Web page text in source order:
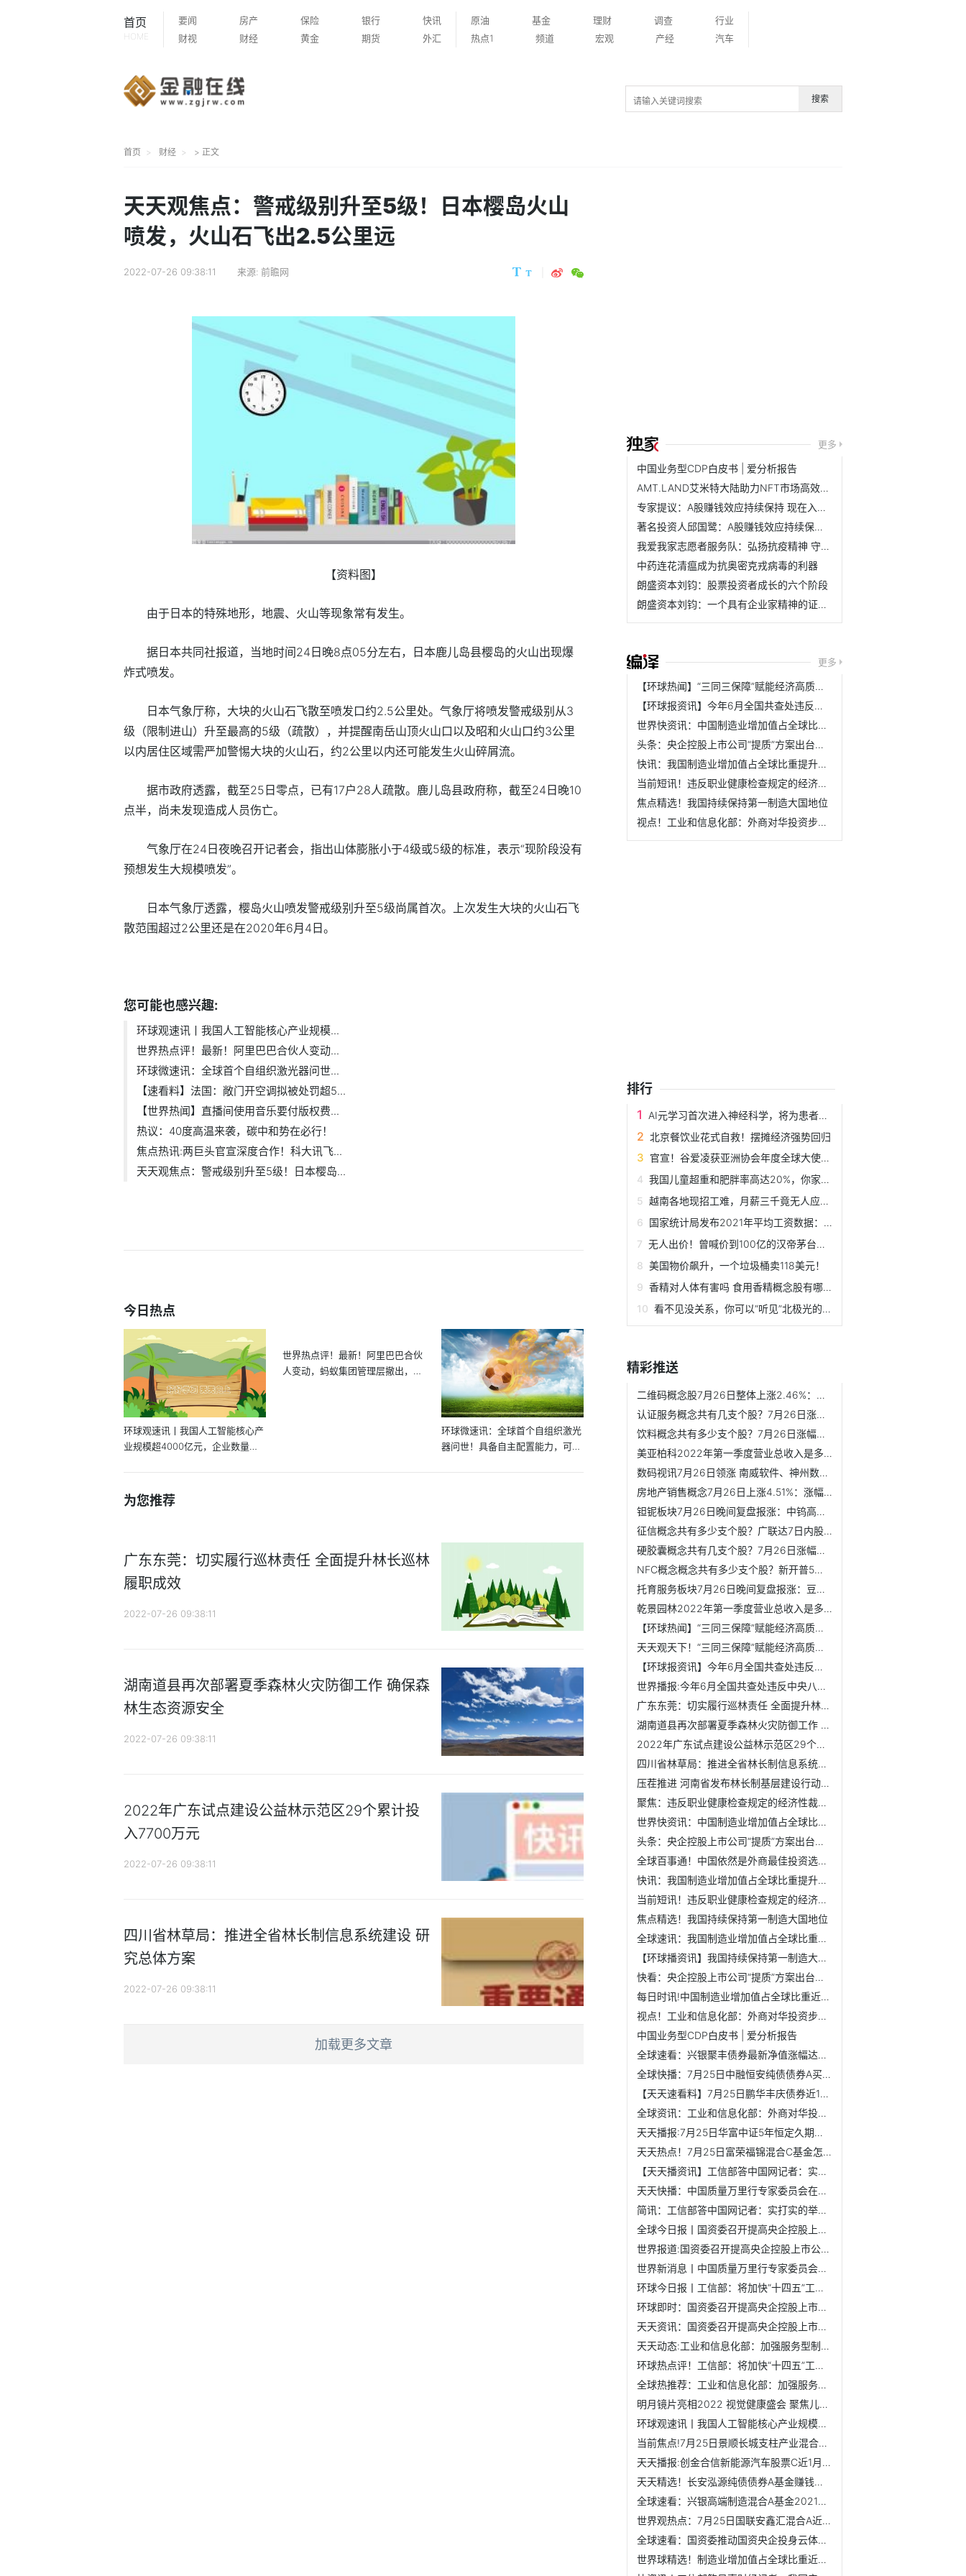
首页
HOME
要闻 房产 保险 银行
快讯
财视
财经 黄金 期货 外汇
原油 基金 理财 调查
行业
热点1
频道 宏观 产经 汽车
搜索
首页 财经 > 正文
天天观焦点：警戒级别升至5级！日本樱岛火山
喷发，火山石飞出2.5公里远
2022-07-26 09:38:11 来源: 前瞻网
【资料图】
由于日本的特殊地形，地震、火山等现象常有发生。
据日本共同社报道，当地时间24日晚8点05分左右，日本鹿儿岛县樱岛的火山出现爆
炸式喷发。
日本气象厅称，大块的火山石飞散至喷发口约2.5公里处。气象厅将喷发警戒级别从3
级（限制进山）升至最高的5级（疏散），并提醒南岳山顶火山口以及昭和火山口约3公里
以内居住区域需严加警惕大块的火山石，约2公里以内还可能发生火山碎屑流。
据市政府透露，截至25日零点，已有17户28人疏散。鹿儿岛县政府称，截至24日晚10
点半，尚未发现造成人员伤亡。
气象厅在24日夜晚召开记者会，指出山体膨胀小于4级或5级的标准，表示“现阶段没有
预想发生大规模喷发”。
日本气象厅透露，樱岛火山喷发警戒级别升至5级尚属首次。上次发生大块的火山石飞
散范围超过2公里还是在2020年6月4日。
您可能也感兴趣:
环球观速讯丨我国人工智能核心产业规模...
世界热点评！最新！阿里巴巴合伙人变动...
环球微速讯：全球首个自组织激光器问世...
【速看料】法国：敞门开空调拟被处罚超5...
【世界热闻】直播间使用音乐要付版权费...
热议：40度高温来袭，碳中和势在必行！
焦点热讯:两巨头官宣深度合作！科大讯飞...
天天观焦点：警戒级别升至5级！日本樱岛...
今日热点
环球观速讯丨我国人工智能核心产
业规模超4000亿元，企业数量超3
世界热点评！最新！阿里巴巴合伙
人变动，蚂蚁集团管理层撤出，旨
环球微速讯：全球首个自组织激光
器问世！具备自主配置能力，可用
为您推荐
广东东莞：切实履行巡林责任 全面提升林长巡林
履职成效
2022-07-26 09:38:11
湖南道县再次部署夏季森林火灾防御工作 确保森
林生态资源安全
2022-07-26 09:38:11
2022年广东试点建设公益林示范区29个累计投
入7700万元
2022-07-26 09:38:11
四川省林草局：推进全省林长制信息系统建设 研
究总体方案
2022-07-26 09:38:11
加载更多文章
更多
中国业务型CDP白皮书 | 爱分析报告
AMT.LAND艾米特大陆助力NFT市场高效发展 开店模式再创数字藏...
专家提议：A股赚钱效应持续保持 现在入场正当时
著名投资人邱国鹭：A股赚钱效应持续保持 现在入场正当时
我爱我家志愿者服务队：弘扬抗疫精神 守护社区平安
中药连花清瘟成为抗奥密克戎病毒的利器
朗盛资本刘钧：股票投资者成长的六个阶段
朗盛资本刘钧：一个具有企业家精神的证券分析师
更多
【环球热闻】“三同三保障”赋能经济高质量发展
【环球报资讯】今年6月全国共查处违反中央八项规定精神问题9531起
世界快资讯：中国制造业增加值占全球比重近三成
头条：央企控股上市公司“提质”方案出台两个月：60起并购助...
快讯：我国制造业增加值占全球比重提升至近30%
当前短讯！违反职业健康检查规定的经济性裁员违法
焦点精选！我国持续保持第一制造大国地位
视点！工业和信息化部：外商对华投资步伐并没有放慢
排行
AI元学习首次进入神经科学，将为患者提供更精确的医疗服务
北京餐饮业花式自救！摆摊经济强势回归
官宣！谷爱凌获亚洲协会年度全球大使称号，系首位女性获得者
我国儿童超重和肥胖率高达20%，你家宝贝中招了吗？
越南各地现招工难，月薪三千竟无人应聘！
国家统计局发布2021年平均工资数据：IT业最高
无人出价！曾喊价到100亿的汉帝茅台最终流拍了
美国物价飙升，一个垃圾桶卖118美元！
香精对人体有害吗 食用香精概念股有哪些？
看不见没关系，你可以“听见”北极光的声音
精彩推送
二维码概念股7月26日整体上涨2.46%：领涨股为中科金财 领跌...
认证服务概念共有几支个股？7月26日涨幅较大的个股是科蓝软件...
饮料概念共有多少支个股？7月26日涨幅较大的个股是英联股份、...
美亚柏科2022年第一季度营业总收入是多少？美亚柏科3日内股价...
数码视讯7月26日领涨 南威软件、神州数码和中科曙光等跟涨
房地产销售概念7月26日上涨4.51%：涨幅较大的股票是三湘印象...
钽铌板块7月26日晚间复盘报涨：中钨高新领涨 国际实业、全新...
征信概念共有多少支个股？广联达7日内股价下跌0.63%
硬胶囊概念共有几支个股？7月26日涨幅较大的个股是ST顺利、仙...
NFC概念概念共有多少支个股？新开普5日内股价下跌1.72%
托育服务板块7月26日晚间复盘报涨：豆神教育领涨 鸿合科技、...
乾景园林2022年第一季度营业总收入是多少？乾景园林7日内股价...
【环球热闻】“三同三保障”赋能经济高质量发展
天天观天下！“三同三保障”赋能经济高质量发展
【环球报资讯】今年6月全国共查处违反中央八项规定精神问题9531起
世界播报:今年6月全国共查处违反中央八项规定精神问题9531起
广东东莞：切实履行巡林责任 全面提升林长巡林履职成效
湖南道县再次部署夏季森林火灾防御工作 确保森林生态资源安全
2022年广东试点建设公益林示范区29个累计投入7700万元
四川省林草局：推进全省林长制信息系统建设 研究总体方案
压茬推进 河南省发布林长制基层建设行动方案
聚焦：违反职业健康检查规定的经济性裁员违法
世界快资讯：中国制造业增加值占全球比重近三成
头条：央企控股上市公司“提质”方案出台两个月：60起并购助...
全球百事通！中国依然是外商最佳投资选择地
快讯：我国制造业增加值占全球比重提升至近30%
当前短讯！违反职业健康检查规定的经济性裁员违法
焦点精选！我国持续保持第一制造大国地位
全球速讯：我国制造业增加值占全球比重提升至近30%
【环球播资讯】我国持续保持第一制造大国地位
快看：央企控股上市公司“提质”方案出台两个月：60起并购助...
每日时讯!中国制造业增加值占全球比重近三成
视点！工业和信息化部：外商对华投资步伐并没有放慢
中国业务型CDP白皮书 | 爱分析报告
全球速看：兴银聚丰债券最新净值涨幅达0.02%，该基金2020年利...
全球快播：7月25日中融恒安纯债债券A买的人多吗？基金2021年...
【天天速看料】7月25日鹏华丰庆债券近1月来表现如何？基金202...
全球资讯：工业和信息化部：外商对华投资步伐并没有放慢
天天播报:7月25日华富中证5年恒定久期国开债指数C最新净值是...
天天热点！7月25日富荣福锦混合C基金怎么样？该基金分红负债...
【天天播资讯】工信部答中国网记者：实打实的举措支持服务型...
天天快播：中国质量万里行专家委员会在京成立
简讯：工信部答中国网记者：实打实的举措支持服务型制造创新发展
全球今日报丨国资委召开提高央企控股上市公司质量工作推进会...
世界报道:国资委召开提高央企控股上市公司质量工作推进会 要...
世界新消息丨中国质量万里行专家委员会在京成立
环球今日报丨工信部：将加快“十四五”工信领域重大工程和行...
环球即时：国资委召开提高央企控股上市公司质量工作推进会
天天资讯：国资委召开提高央企控股上市公司质量工作推进会
天天动态:工业和信息化部：加强服务型制造研究院建设 培育发...
环球热点评！工信部：将加快“十四五”工信领域重大工程和行...
全球热推荐：工业和信息化部：加强服务型制造研究院建设 培...
明月镜片亮相2022 视觉健康盛会 聚焦儿童青少年近视防控
环球观速讯丨我国人工智能核心产业规模超4000亿元，企业数量...
当前焦点!7月25日景顺长城支柱产业混合基金成立以来涨了多少...
天天播报:创金合信新能源汽车股票C近1月来在同类基金中排524...
天天精选！长安泓源纯债债券A基金赚钱吗？2022年第二季度基金...
全球速看：兴银高端制造混合A基金2021年第三季度表现如何？近...
世界观热点：7月25日国联安鑫汇混合A近3月来表现优秀，基金20...
全球速看：国资委推动国资央企投身云体系建设
世界球精选！制造业增加值占全球比重近30% 我国制造业综合实...